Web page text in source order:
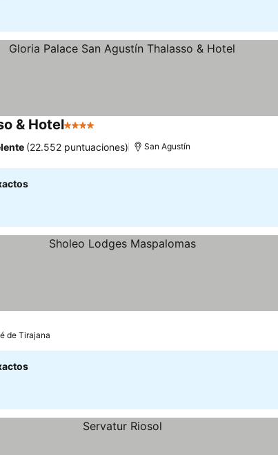
& Hotel4 Estrellas
(22.552 puntuaciones) San Agustín
de Tirajana